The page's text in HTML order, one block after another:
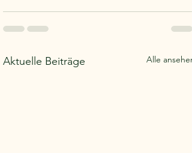
Aktuelle Beiträge Alle ansehen